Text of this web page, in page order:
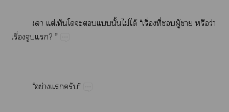
 ​ต่​​​​ั้​ไม่​ได้​“​ื่​ี่​​ู้​​​ว่​
ื่​​?​”
“​ย่​​”